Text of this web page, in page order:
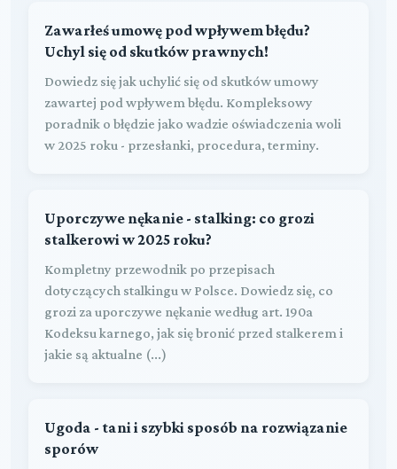
Zawarłeś umowę pod wpływem błędu?
Uchyl się od skutków prawnych!
Dowiedz się jak uchylić się od skutków umowy
zawartej pod wpływem błędu. Kompleksowy
poradnik o błędzie jako wadzie oświadczenia woli
w 2025 roku - przesłanki, procedura, terminy.
Uporczywe nękanie - stalking: co grozi
stalkerowi w 2025 roku?
Kompletny przewodnik po przepisach
dotyczących stalkingu w Polsce. Dowiedz się, co
grozi za uporczywe nękanie według art. 190a
Kodeksu karnego, jak się bronić przed stalkerem i
jakie są aktualne (...)
Ugoda - tani i szybki sposób na rozwiązanie
sporów